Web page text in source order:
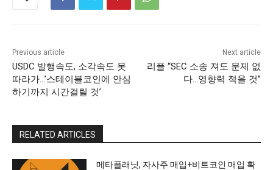
Previous article
USDC 발행속도, 소각속도 못
따라가…’스테이블코인에 안심
하기까지 시간걸릴 것’
Next article
리플 “SEC 소송 져도 문제 없
다…영향력 적을 것”
RELATED ARTICLES
메타플래닛, 자사주 매입+비트코인 매입 확